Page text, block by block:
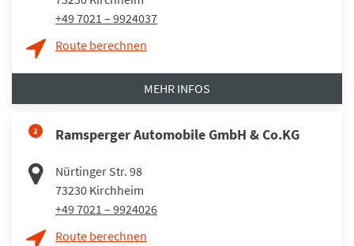
+49 7021 – 9924037
Route berechnen
MEHR INFOS
2 Ramsperger Automobile GmbH & Co.KG
Nürtinger Str. 98
73230 Kirchheim
+49 7021 – 9924026
Route berechnen